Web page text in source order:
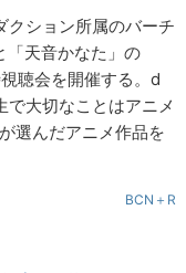
クション所属のバーチ
「天音かなた」の
聴会を開催する。d
大切なことはアニメ
選んだアニメ作品を
BCN＋R